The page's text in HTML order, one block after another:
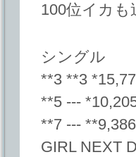
100位イカも
シングル
**3 **3
**5 ---
**7 ---
GIRL NEXT